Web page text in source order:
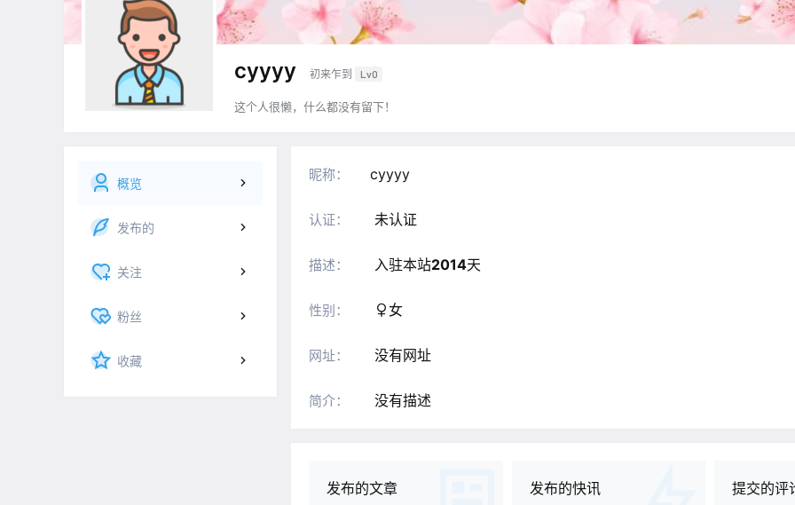
cyyyy 初来乍到 Lv0
这个人很懒，什么都没有留下！
概览
发布的
关注
粉丝
收藏
昵称： cyyyy
认证： 未认证
描述： 入驻本站2014天
性别： 女
网址： 没有网址
简介： 没有描述
发布的文章 发布的快讯 提交的评